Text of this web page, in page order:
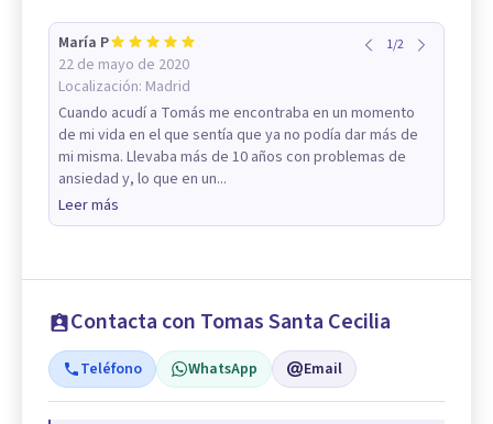
María P
22 de mayo de 2020
Localización: Madrid
1/2
Cuando acudí a Tomás me encontraba en un momento
de mi vida en el que sentía que ya no podía dar más de
mi misma. Llevaba más de 10 años con problemas de
ansiedad y, lo que en un...
Leer más
Contacta con Tomas Santa Cecilia
Teléfono WhatsApp Email